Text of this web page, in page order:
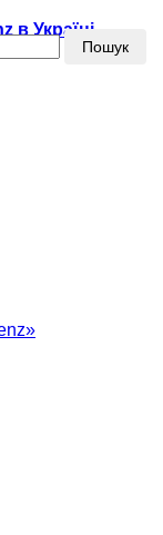
в Україні
Пошук